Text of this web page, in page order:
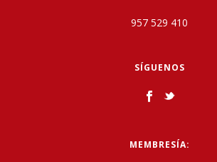
957 529 410
SÍGUENOS
MEMBRESÍA: